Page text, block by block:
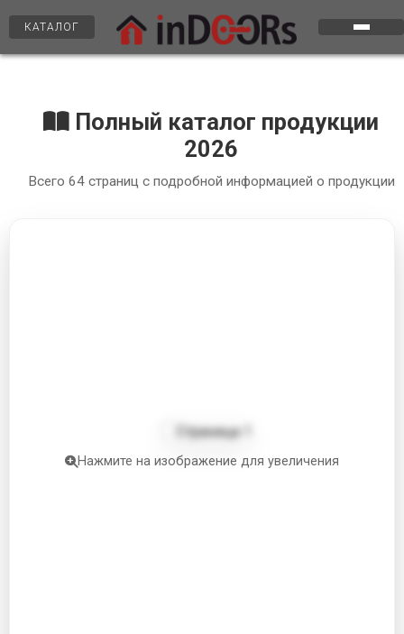
КАТАЛОГ
Полный каталог продукции
2026
Всего 64страниц с подробной информацией о продукции
Нажмите на изображение для увеличения